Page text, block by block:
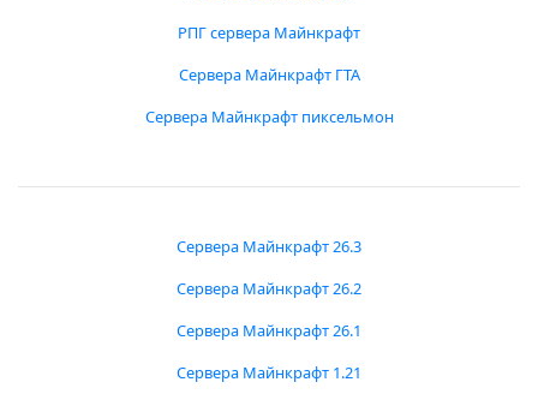
РПГ сервера Майнкрафт
Сервера Майнкрафт ГТА
Сервера Майнкрафт пиксельмон
Сервера Майнкрафт 26.3
Сервера Майнкрафт 26.2
Сервера Майнкрафт 26.1
Сервера Майнкрафт 1.21